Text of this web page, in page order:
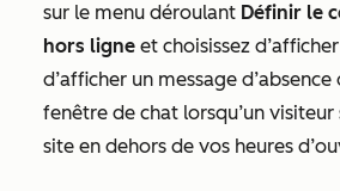
sur le menu déroulant Définir le
hors ligne et choisissez
d’afficher un message
fenêtre de chat lorsqu’un
site en dehors de vos heures